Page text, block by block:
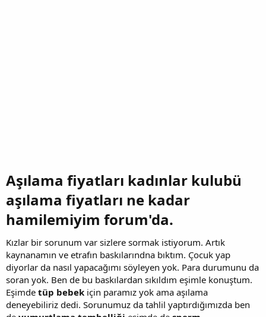
Aşılama fiyatları kadınlar kulubü
aşılama fiyatları ne kadar
hamilemiyim forum'da.​
Kızlar bir sorunum var sizlere sormak istiyorum. Artık
kaynanamın ve etrafın baskılarındna bıktım. Çocuk yap
diyorlar da nasıl yapacağımı söyleyen yok. Para durumunu da
soran yok. Ben de bu baskılardan sıkıldım eşimle konuştum.
Eşimde tüp bebek için paramız yok ama aşılama
deneyebiliriz dedi. Sorunumuz da tahlil yaptırdığımızda ben